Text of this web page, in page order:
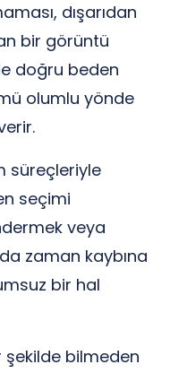
dışarıdan
bir görüntü
doğru beden
olumlu yönde
süreçleriyle
seçimi
veya
zaman kaybına
bir hal
bilmeden